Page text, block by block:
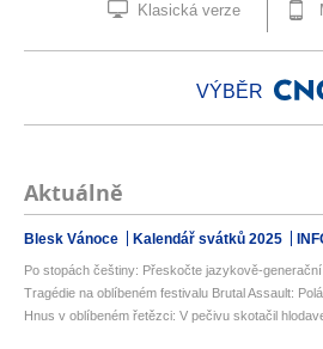
Klasická verze
VÝBĚR
Aktuálně
Blesk Vánoce Kalendář svátků 2025
Po stopách češtiny: Přeskočte jazykově-generační
Tragédie na oblíbeném festivalu Brutal Assault:
Hnus v oblíbeném řetězci: V pečivu skotačil